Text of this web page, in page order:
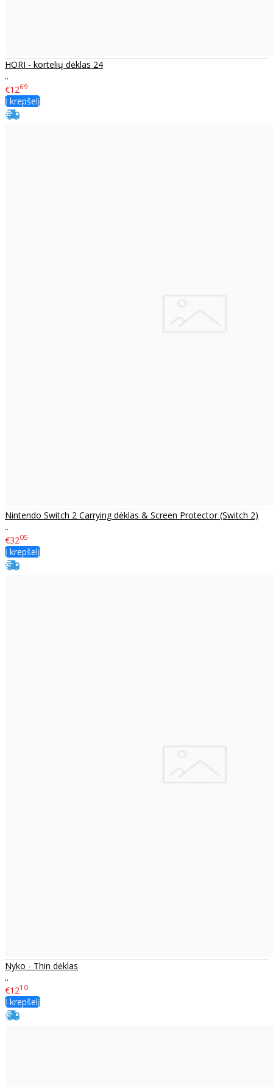
HORI - kortelių dėklas 24
..
€1269
Į krepšelį
Nintendo Switch 2 Carrying dėklas & Screen Protector (Switch 2)
..
€3205
Į krepšelį
Nyko - Thin dėklas
..
€1210
Į krepšelį